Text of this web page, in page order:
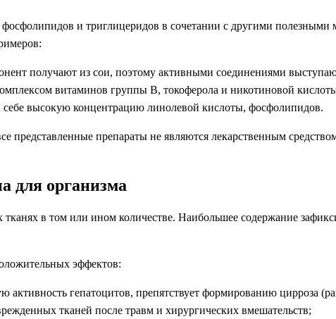
фосфолипидов и триглицеридов в сочетании с другими
получают из сои, поэтому активными соединениями
витаминов группы В, токоферола и никотиновой
высокую концентрацию линолевой кислоты, фосфолипидов.
представленные препараты не являются лекарственным
для организма
в том или ином количестве. Наибольшее содержание
эффектов:
активность гепатоцитов, препятствует формированию цирроза
тканей после травм и хирургических вмешательств;